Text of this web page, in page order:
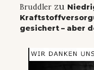
Bruddler zu
gesichert – aber